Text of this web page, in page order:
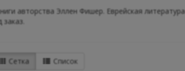
авторства Эллен Фишер. Еврейская
Сетка Список